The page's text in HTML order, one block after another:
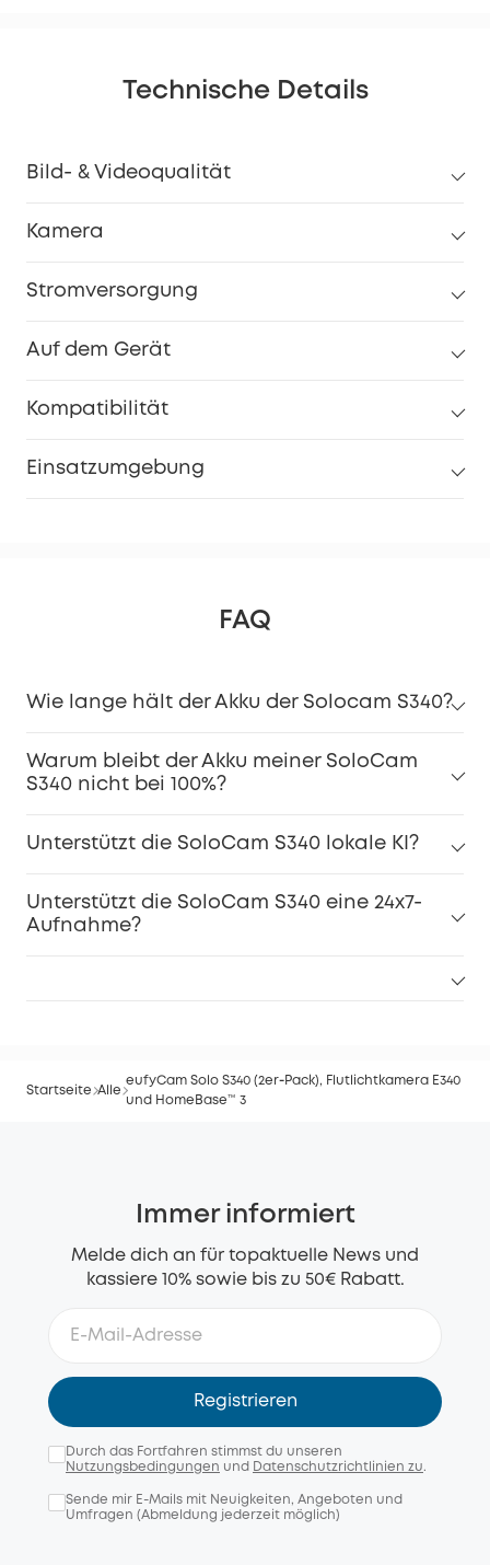
Technische Details
Bild- & Videoqualität
Kamera
Stromversorgung
Auf dem Gerät
Kompatibilität
Einsatzumgebung
FAQ
Wie lange hält der Akku der Solocam S340?
Warum bleibt der Akku meiner SoloCam
S340 nicht bei 100%?
Unterstützt die SoloCam S340 lokale KI?
Unterstützt die SoloCam S340 eine 24x7-
Aufnahme?
Startseite Alle
eufyCam Solo S340 (2er‑Pack), Flutlichtkamera E340
und HomeBase™ 3
Immer informiert
Melde dich an für topaktuelle News und
kassiere 10% sowie bis zu 50€ Rabatt.
Registrieren
Durch das Fortfahren stimmst du unseren
Nutzungsbedingungen und Datenschutzrichtlinien zu.
Sende mir E-Mails mit Neuigkeiten, Angeboten und
Umfragen (Abmeldung jederzeit möglich)